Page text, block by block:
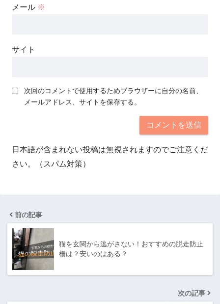
メール ※
サイト
次回のコメントで使用するためブラウザーに自分の名前、
メールアドレス、サイトを保存する。
日本語が含まれない投稿は無視されますのでご注意くだ
さい。（スパム対策）
前の記事
猫を玄関から逃がさない！おすすめの脱走防止
柵は？安いのはある？
次の記事